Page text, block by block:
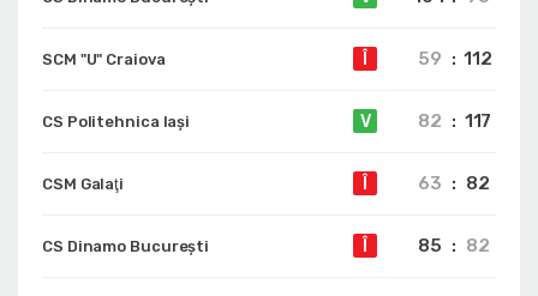
SCM "U" Craiova 59 : 112
CS Politehnica Iași V 82 : 117
CSM Galaţi 63 : 82
CS Dinamo Bucureşti 85 : 82